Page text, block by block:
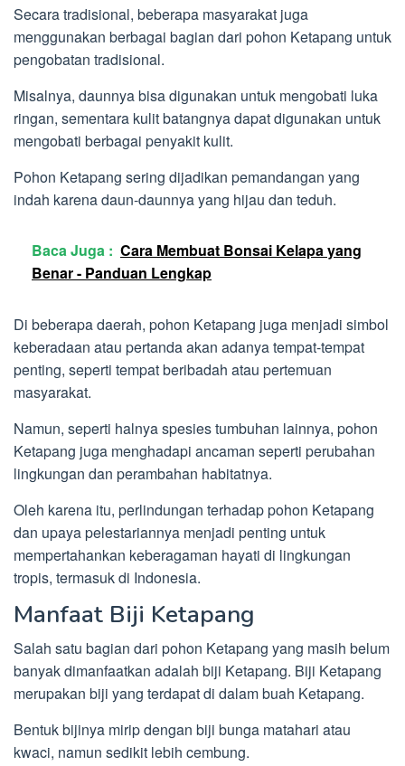
Secara tradisional, beberapa masyarakat juga
menggunakan berbagai bagian dari pohon Ketapang untuk
pengobatan tradisional.
Misalnya, daunnya bisa digunakan untuk mengobati luka
ringan, sementara kulit batangnya dapat digunakan untuk
mengobati berbagai penyakit kulit.
Pohon Ketapang sering dijadikan pemandangan yang
indah karena daun-daunnya yang hijau dan teduh.
Baca Juga : Cara Membuat Bonsai Kelapa yang
Benar - Panduan Lengkap
Di beberapa daerah, pohon Ketapang juga menjadi simbol
keberadaan atau pertanda akan adanya tempat-tempat
penting, seperti tempat beribadah atau pertemuan
masyarakat.
Namun, seperti halnya spesies tumbuhan lainnya, pohon
Ketapang juga menghadapi ancaman seperti perubahan
lingkungan dan perambahan habitatnya.
Oleh karena itu, perlindungan terhadap pohon Ketapang
dan upaya pelestariannya menjadi penting untuk
mempertahankan keberagaman hayati di lingkungan
tropis, termasuk di Indonesia.
Manfaat Biji Ketapang
Salah satu bagian dari pohon Ketapang yang masih belum
banyak dimanfaatkan adalah biji Ketapang. Biji Ketapang
merupakan biji yang terdapat di dalam buah Ketapang.
Bentuk bijinya mirip dengan biji bunga matahari atau
kwaci, namun sedikit lebih cembung.